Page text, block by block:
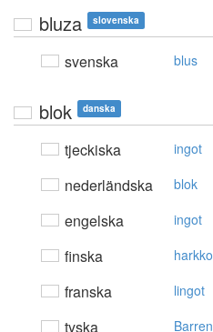
bluza slovenska
svenska blus
blok danska
tjeckiska ingot
nederländska blok
engelska ingot
finska harkko
franska lingot
tyska Barren